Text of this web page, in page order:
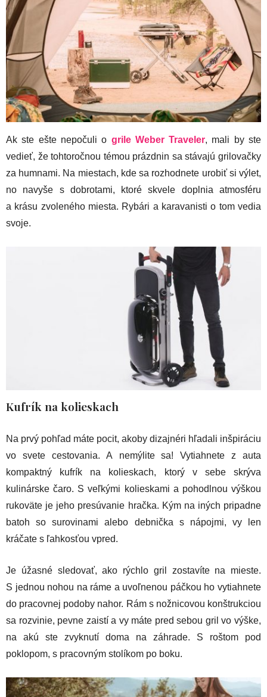
Ak ste ešte nepočuli o grile Weber Traveler, mali by ste
vedieť, že tohtoročnou témou prázdnin sa stávajú grilovačky
za humnami. Na miestach, kde sa rozhodnete urobiť si výlet,
no navyše s dobrotami, ktoré skvele doplnia atmosféru
a krásu zvoleného miesta. Rybári a karavanisti o tom vedia
svoje.
Kufrík na kolieskach
Na prvý pohľad máte pocit, akoby dizajnéri hľadali inšpiráciu
vo svete cestovania. A nemýlite sa! Vytiahnete z auta
kompaktný kufrík na kolieskach, ktorý v sebe skrýva
kulinárske čaro. S veľkými kolieskami a pohodlnou výškou
rukoväte je jeho presúvanie hračka. Kým na iných pripadne
batoh so surovinami alebo debnička s nápojmi, vy len
kráčate s ľahkosťou vpred.
Je úžasné sledovať, ako rýchlo gril zostavíte na mieste.
S jednou nohou na ráme a uvoľnenou páčkou ho vytiahnete
do pracovnej podoby nahor. Rám s nožnicovou konštrukciou
sa rozvinie, pevne zaistí a vy máte pred sebou gril vo výške,
na akú ste zvyknutí doma na záhrade. S roštom pod
poklopom, s pracovným stolíkom po boku.